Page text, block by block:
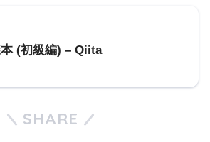
(初級編) – Qiita
SHARE